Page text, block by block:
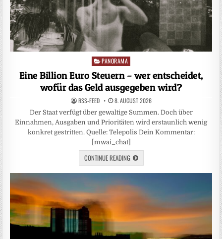
Posted
in
PANORAMA
Eine Billion Euro Steuern – wer entscheidet,
wofür das Geld ausgegeben wird?
RSS-FEED 8. AUGUST 2026
Der Staat verfügt über gewaltige Summen. Doch über
Einnahmen, Ausgaben und Prioritäten wird erstaunlich wenig
konkret gestritten. Quelle: Telepolis Dein Kommentar:
[mwai_chat]
CONTINUE READING